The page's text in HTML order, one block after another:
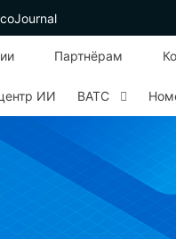
Партнёрам
ИИ ВАТС